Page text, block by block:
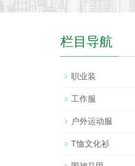
栏目导航
职业装
工作服
户外运动服
T恤文化衫